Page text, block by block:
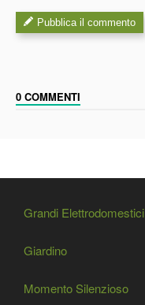
Pubblica il commento
0 COMMENTI
Grandi Elettrodomestici
Giardino
Momento Silenzioso